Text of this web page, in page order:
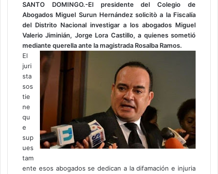
SANTO DOMINGO.-El presidente del Colegio de
Abogados Miguel Surun Hernández solicitò a la Fiscalía
del Distrito Nacional investigar a los abogados Miguel
Valerio Jiminián, Jorge Lora Castillo, a quienes sometió
mediante querella ante la magistrada Rosalba Ramos.
El
juri
sta
sos
tie
ne
qu
e
sup
ues
tam
ente esos abogados se dedican a la difamación e injuria